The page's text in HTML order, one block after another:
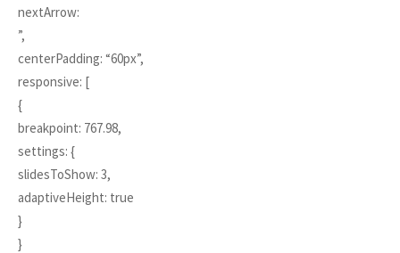
nextArrow:
”,
centerPadding: “60px”,
responsive: [
{
breakpoint: 767.98,
settings: {
slidesToShow: 3,
adaptiveHeight: true
}
}